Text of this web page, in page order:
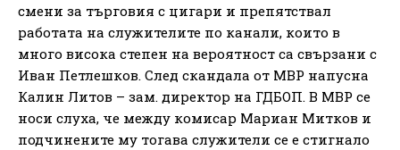
смени за търговия с цигари и препятствал
работата на служителите по канали, които в
много висока степен на вероятност са свързани с
Иван Петлешков. След скандала от МВР напусна
Калин Литов – зам. директор на ГДБОП. В МВР се
носи слуха, че между комисар Мариан Митков и
подчинените му тогава служители се е стигнало